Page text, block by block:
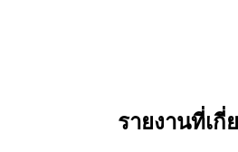
รายงานที่เกี่